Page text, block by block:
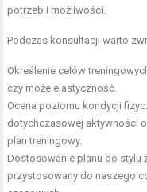
potrzeb i możliwości.
Podczas konsultacji warto
Określenie celów
czy może elastyczność.
Ocena poziomu kondycji
dotychczasowej aktywności
plan treningowy.
Dostosowanie planu do stylu
przystosowany do naszego